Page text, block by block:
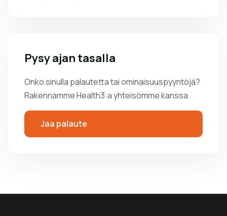
Pysy ajan tasalla
Onko sinulla palautetta tai ominaisuuspyyntöjä?
Rakennamme Health3:a yhteisömme kanssa.
Jaa palaute